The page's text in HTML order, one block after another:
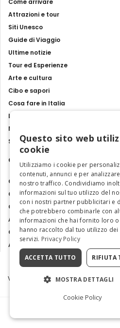
Attrazioni e tour
Siti Unesco
Guide di Viaggio
Ultime notizie
Tour ed Esperienze
Arte e cultura
Cibo e sapori
Cosa fare in Italia
Luoghi e Itinerari
Mostre, eventi e spettacoli
Storie e tradizioni
Contatti
Chi siamo
Collabora con noi
Contatti
Ambasciatrice dell'Eccellenza
Osservatorio Turismo
Area Riservata
Visit Italy Srl | Via Filippo Argelati, 10,
Questo sito web
cookie
Utilizziamo i cookie per
contenuti, annunci e per
nostro traffico. Condividiamo
informazioni sul tuo utilizzo del
con i nostri partner pubblicitari e
che potrebbero combinarle con
informazioni che hai fornito loro o
hanno raccolto dal tuo utilizzo
servizi. Privacy Policy
ACCETTA TUTTO RIFIUTA
MOSTRA DETTAGLI
Cookie Policy